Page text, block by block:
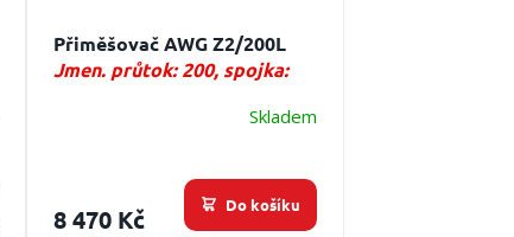
Přiměšovač AWG Z2/200L
Jmen. průtok: 200, spojka:
Skladem
8 470 Kč Do košíku